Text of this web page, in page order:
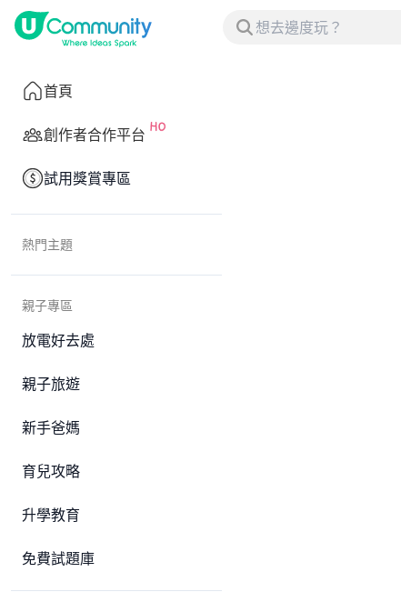
首頁
創作者合作平台
試用獎賞專區
熱門主題
親子專區
放電好去處
親子旅遊
新手爸媽
育兒攻略
升學教育
免費試題庫